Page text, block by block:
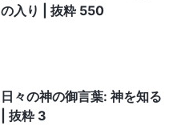
の入り | 抜粋 550
日々の神の御言葉: 神を知る
| 抜粋 3